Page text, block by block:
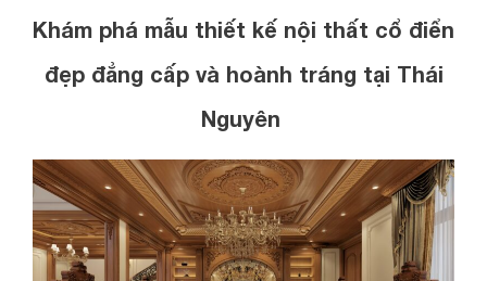
Khám phá mẫu thiết kế nội thất cổ điển
đẹp đẳng cấp và hoành tráng tại Thái
Nguyên